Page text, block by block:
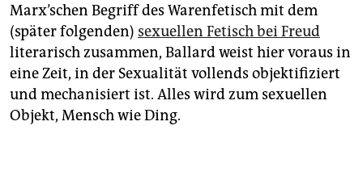
Marx’schen Begriff des Warenfetisch mit dem
(später folgenden) sexuellen Fetisch bei Freud
literarisch zusammen, Ballard weist hier voraus in
eine Zeit, in der Sexualität vollends objektifiziert
und mechanisiert ist. Alles wird zum sexuellen
Objekt, Mensch wie Ding.